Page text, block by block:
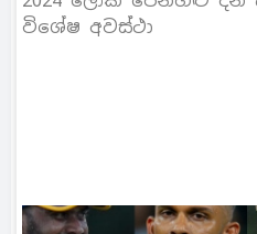
විශේෂ අවස්ථා